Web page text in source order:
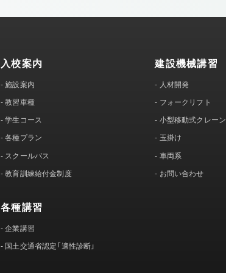
入校案内
-施設案内
-教習車種
-学生コース
-各種プラン
- スクールバス
-教育訓練給付金制度
各種講習
-企業講習
- 国土交通省認定「適性診断」
建設機械講習
- 人材開発
- フォークリフト
- 小型移動式クレーン
- 玉掛け
- 車両系
- お問い合わせ